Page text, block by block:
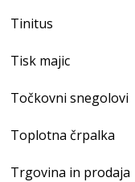
Tinitus
Tisk majic
Točkovni snegolovi
Toplotna črpalka
Trgovina in prodaja